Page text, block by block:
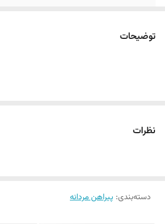
توضیحات
نظرات
دسته‌بندی: پیراهن مردانه